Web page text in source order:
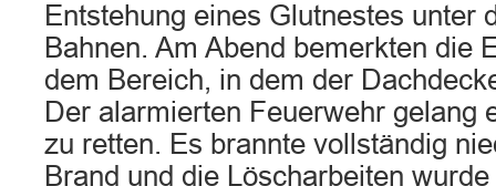
Entstehung eines Glutnestes unter
Bahnen. Am Abend bemerkten die
dem Bereich, in dem der
Der alarmierten Feuerwehr gelang
zu retten. Es brannte vollständig
Brand und die Löscharbeiten